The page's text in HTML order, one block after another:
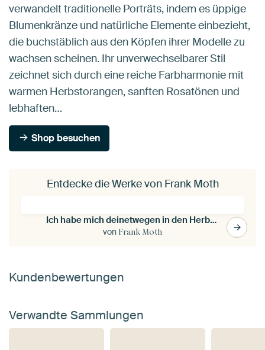
verwandelt traditionelle Porträts, indem es üppige
Blumenkränze und natürliche Elemente einbezieht,
die buchstäblich aus den Köpfen ihrer Modelle zu
wachsen scheinen. Ihr unverwechselbarer Stil
zeichnet sich durch eine reiche Farbharmonie mit
warmen Herbstorangen, sanften Rosatönen und
lebhaften…
Shop besuchen
Entdecke die Werke von Frank Moth
Ich habe mich deinetwegen in den Herbst verliebt
von Frank Moth
Kundenbewertungen
Verwandte Sammlungen